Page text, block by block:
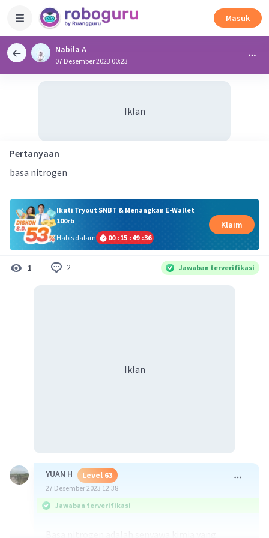
Masuk
Nabila A
07 Desember 2023 00:23
Iklan
Pertanyaan
basa nitrogen
Ikuti Tryout SNBT & Menangkan E-Wallet
100rb
Habis dalam
00 :15 :49 :36
Klaim
1 2 Jawaban terverifikasi
Iklan
YUAN H Level 63
27 Desember 2023 12:38
Jawaban terverifikasi